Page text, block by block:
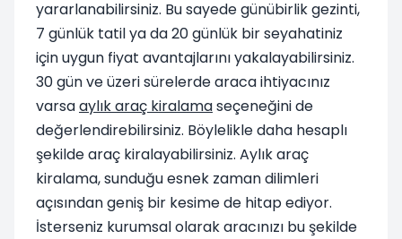
yararlanabilirsiniz. Bu sayede günübirlik gezinti,
7 günlük tatil ya da 20 günlük bir seyahatiniz
için uygun fiyat avantajlarını yakalayabilirsiniz.
30 gün ve üzeri sürelerde araca ihtiyacınız
varsaaylık araç kiralamaseçeneğini de
değerlendirebilirsiniz. Böylelikle daha hesaplı
şekilde araç kiralayabilirsiniz. Aylık araç
kiralama, sunduğu esnek zaman dilimleri
açısından geniş bir kesime de hitap ediyor.
İsterseniz kurumsal olarak aracınızı bu şekilde